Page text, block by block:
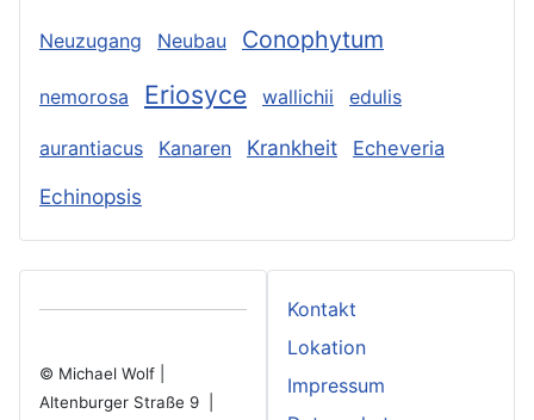
Neuzugang Neubau Conophytum
nemorosa Eriosyce wallichii edulis
aurantiacus Kanaren Krankheit Echeveria
Echinopsis
© Michael Wolf |
Altenburger Straße 9 |
Kontakt
Lokation
Impressum